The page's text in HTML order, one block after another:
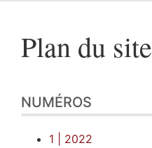
Plan du site
NUMÉROS
1 | 2022